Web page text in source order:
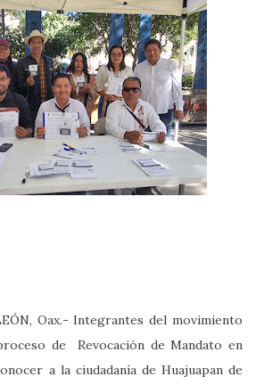
Oax.- Integrantes del movimiento
de
Revocación de Mandato en
a la ciudadanía de Huajuapan de